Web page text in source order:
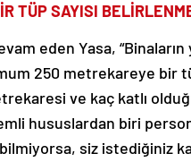
TÜP SAYISI
eden Yasa,
250 metrekareye bir
ve kaç katlı
hususlardan biri
bilmiyorsa, siz istediğiniz